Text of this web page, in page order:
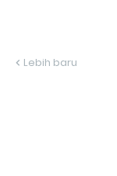
Lebih baru